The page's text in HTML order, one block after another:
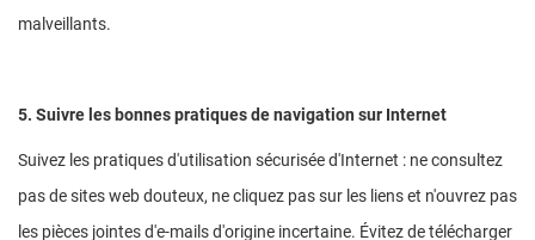
malveillants.
5. Suivre les bonnes pratiques de navigation sur Internet
Suivez les pratiques d'utilisation sécurisée d'Internet : ne consultez
pas de sites web douteux, ne cliquez pas sur les liens et n'ouvrez pas
les pièces jointes d'e-mails d'origine incertaine. Évitez de télécharger